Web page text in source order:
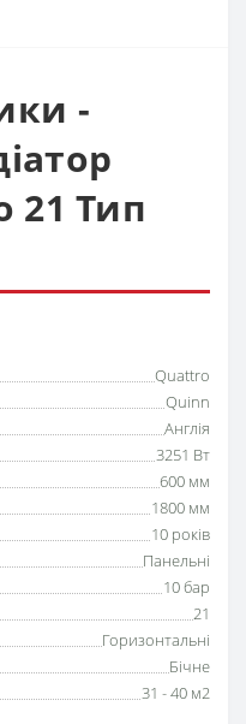
-
21 Тип
Quattro
Quinn
Англія
3251 Вт
600 мм
1800 мм
10 років
Панельні
10 бар
21
Горизонтальні
Бічне
31 - 40 м2